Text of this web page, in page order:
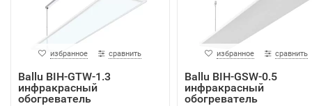
избранное сравнить
Ballu BIH-GTW-1.3
инфракрасный
обогреватель
избранное сравнить
Ballu BIH-GSW-0.5
инфракрасный
обогреватель